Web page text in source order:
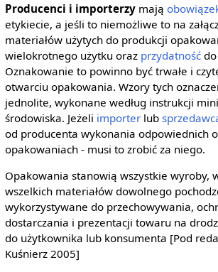
Producenci i importerzymają
etykiecie, a jeśli to niemożliwe to na
materiałów użytych do produkcji
wielokrotnego użytku oraz przydatnośćdo
Oznakowanie to powinno być trwałe i
otwarciu opakowania. Wzory tych
jednolite, wykonane według instrukcji
środowiska. Jeżeli importerlub
od producenta wykonania odpowiednich
opakowaniach - musi to zrobić za niego.
Opakowania stanowią wszystkie wyroby,
wszelkich materiałów dowolnego
wykorzystywane do przechowywania,
dostarczania i prezentacji towaru na
do użytkownika lub konsumenta [Pod
Kuśnierz 2005]